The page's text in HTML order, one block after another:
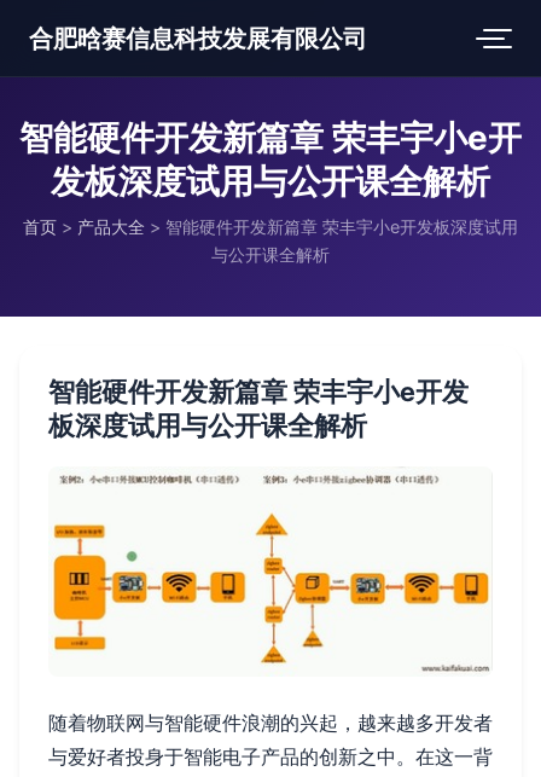
合肥晗赛信息科技发展有限公司
智能硬件开发新篇章 荣丰宇小e开
发板深度试用与公开课全解析
首页 > 产品大全 > 智能硬件开发新篇章 荣丰宇小e开发板深度试用
与公开课全解析
智能硬件开发新篇章 荣丰宇小e开发
板深度试用与公开课全解析
随着物联网与智能硬件浪潮的兴起，越来越多开发者
与爱好者投身于智能电子产品的创新之中。在这一背